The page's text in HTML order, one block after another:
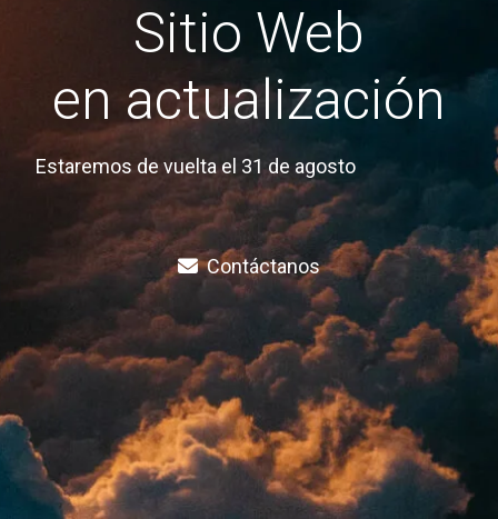
Sitio Web
en actualización
Estaremos de vuelta el 31 de agosto
Contáctanos